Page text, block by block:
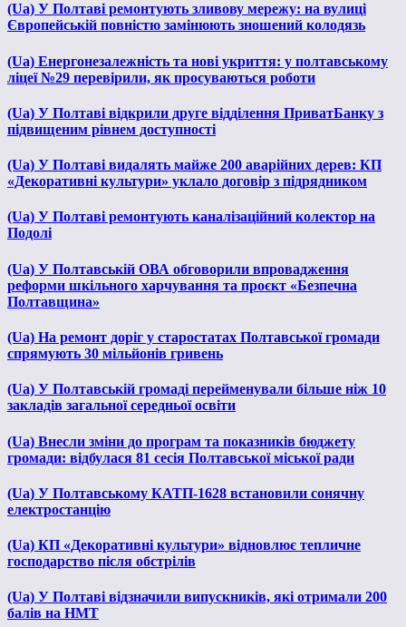
(Ua) У Полтаві ремонтують зливову мережу: на вулиці
Європейській повністю замінюють зношений колодязь
(Ua) Енергонезалежність та нові укриття: у полтавському
ліцеї №29 перевірили, як просуваються роботи
(Ua) У Полтаві відкрили друге відділення ПриватБанку з
підвищеним рівнем доступності
(Ua) У Полтаві видалять майже 200 аварійних дерев: КП
«Декоративні культури» уклало договір з підрядником
(Ua) У Полтаві ремонтують каналізаційний колектор на
Подолі
(Ua) У Полтавській ОВА обговорили впровадження
реформи шкільного харчування та проєкт «Безпечна
Полтавщина»
(Ua) На ремонт доріг у старостатах Полтавської громади
спрямують 30 мільйонів гривень
(Ua) У Полтавській громаді перейменували більше ніж 10
закладів загальної середньої освіти
(Ua) Внесли зміни до програм та показників бюджету
громади: відбулася 81 сесія Полтавської міської ради
(Ua) У Полтавському КАТП-1628 встановили сонячну
електростанцію
(Ua) КП «Декоративні культури» відновлює тепличне
господарство після обстрілів
(Ua) У Полтаві відзначили випускників, які отримали 200
балів на НМТ